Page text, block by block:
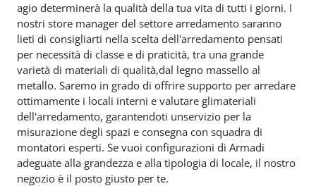
agio determinerà la qualità della tua vita di tutti i giorni. I
nostri store manager del settore arredamento saranno
lieti di consigliarti nella scelta dell'arredamento pensati
per necessità di classe e di praticità, tra una grande
varietà di materiali di qualità,dal legno massello al
metallo. Saremo in grado di offrire supporto per arredare
ottimamente i locali interni e valutare glimateriali
dell'arredamento, garantendoti unservizio per la
misurazione degli spazi e consegna con squadra di
montatori esperti. Se vuoi configurazioni di Armadi
adeguate alla grandezza e alla tipologia di locale, il nostro
negozio è il posto giusto per te.